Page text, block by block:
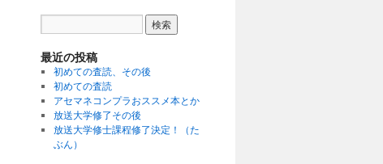
最近の投稿
初めての査読、その後
初めての査読
アセマネコンプラおススメ本とか
放送大学修了その後
放送大学修士課程修了決定！（た
ぶん）